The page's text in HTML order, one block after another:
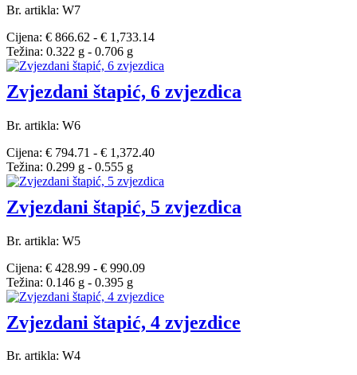
Br. artikla: W7
Cijena: € 866.62 - € 1,733.14
Težina: 0.322 g - 0.706 g
Zvjezdani štapić, 6 zvjezdica
Br. artikla: W6
Cijena: € 794.71 - € 1,372.40
Težina: 0.299 g - 0.555 g
Zvjezdani štapić, 5 zvjezdica
Br. artikla: W5
Cijena: € 428.99 - € 990.09
Težina: 0.146 g - 0.395 g
Zvjezdani štapić, 4 zvjezdice
Br. artikla: W4